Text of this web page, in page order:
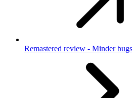
Remastered review - Minder